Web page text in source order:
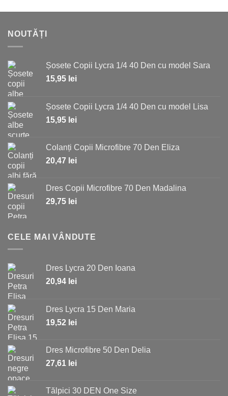
NOUTĂȚI
Șosete Copii Lycra 1/4 40 Den cu model Sara
15,95 lei
Șosete Copii Lycra 1/4 40 Den cu model Lisa
15,95 lei
Colanți Copii Microfibre 70 Den Eliza
20,47 lei
Dres Copii Microfibre 70 Den Madalina
29,75 lei
CELE MAI VÂNDUTE
Dres Lycra 20 Den Ioana
20,94 lei
Dres Lycra 15 Den Maria
19,52 lei
Dres Microfibre 50 Den Delia
27,61 lei
Tălpici 30 DEN One Size